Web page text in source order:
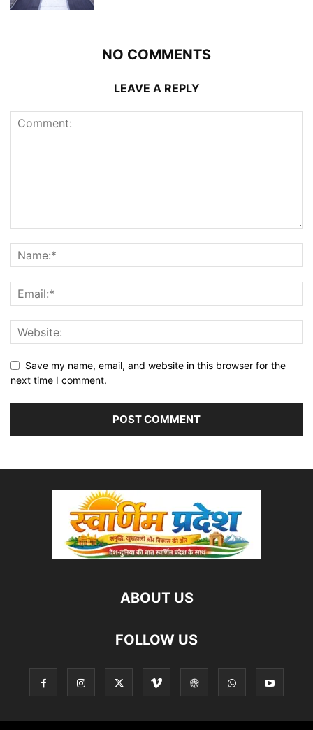
NO COMMENTS
LEAVE A REPLY
Save my name, email, and website in this browser for the
next time I comment.
ABOUT US
FOLLOW US